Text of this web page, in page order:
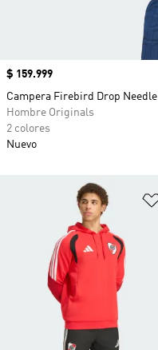
Precio
$ 159.999
Campera Firebird Drop Needle
Hombre Originals
2 colores
Nuevo